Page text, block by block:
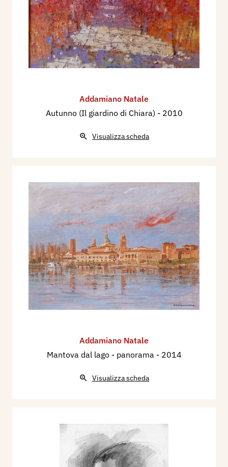
Addamiano Natale
Autunno (Il giardino di Chiara) - 2010
Visualizza scheda
Addamiano Natale
Mantova dal lago - panorama - 2014
Visualizza scheda